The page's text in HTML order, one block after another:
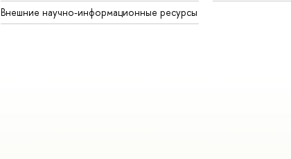
Внешние научно-информационные ресурсы